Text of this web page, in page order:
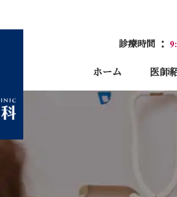
診療時間 ：
ホーム 医師